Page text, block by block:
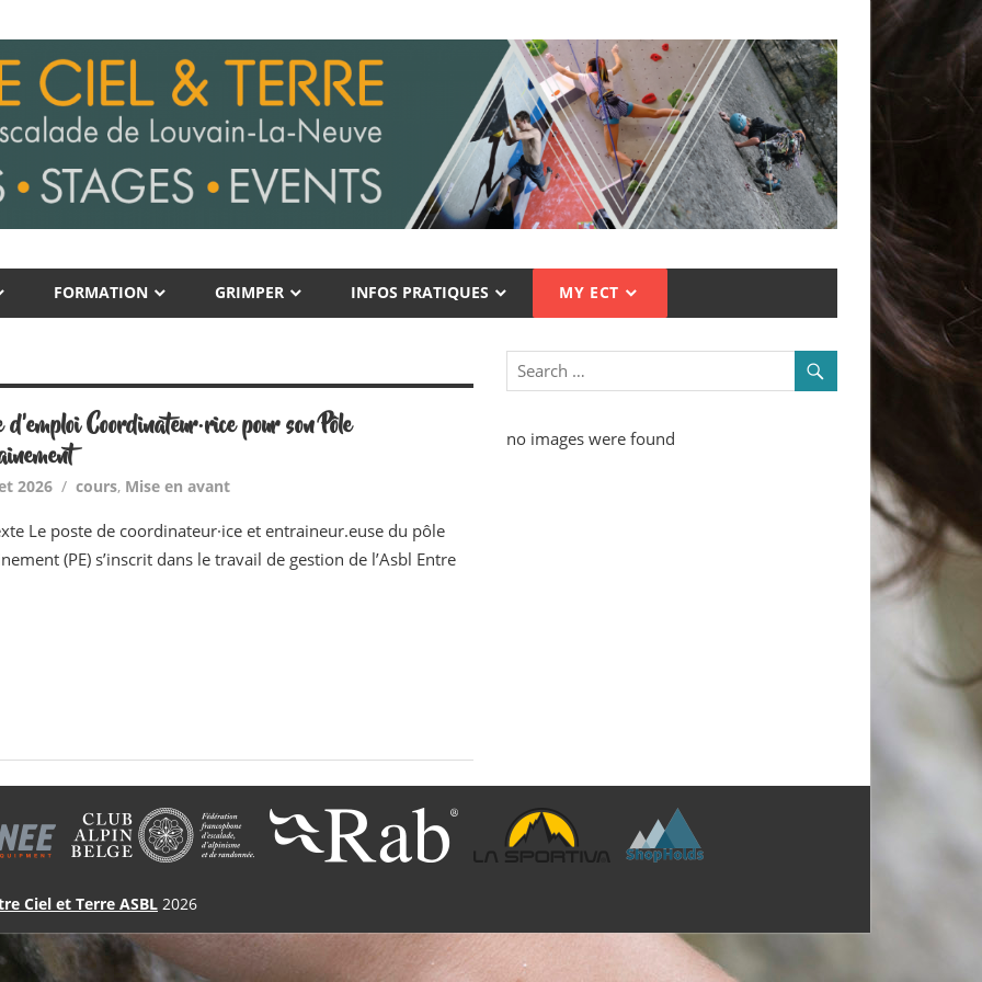
FORMATION GRIMPER INFOS PRATIQUES MY ECT
Coordinateur·rice pour son Pôle
2026 cours, Mise en avant
Le poste de coordinateur·ice et entraineur.euse du pôle
(PE) s’inscrit dans le travail de gestion de l’Asbl Entre
no images were found
Ciel et Terre ASBL 2026